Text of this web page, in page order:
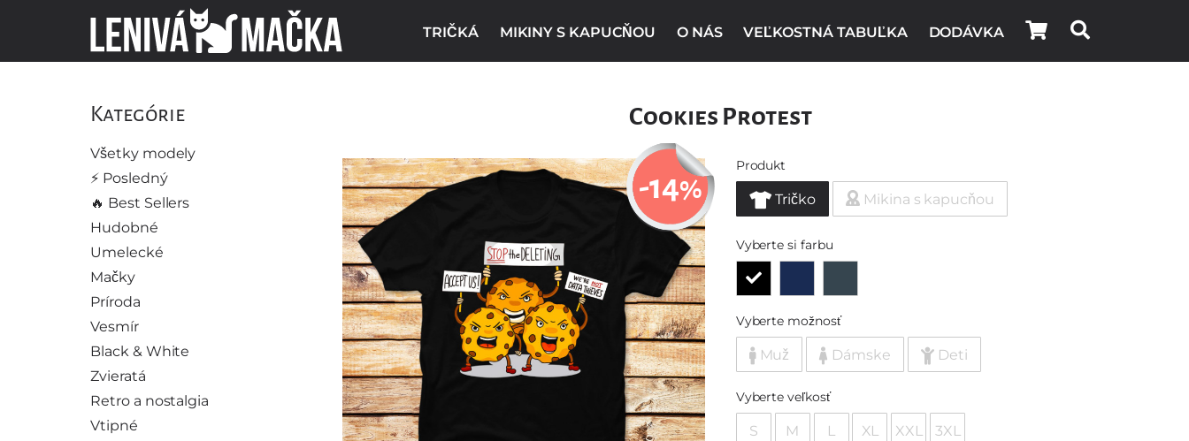
TRIČKÁ MIKINY S KAPUCŇOU O NÁS VEĽKOSTNÁ TABUĽKA DODÁVKA
Kategórie
Všetky modely
⚡️ Posledný
🔥 Best Sellers
Hudobné
Umelecké
Mačky
Príroda
Vesmír
Black & White
Zvieratá
Retro a nostalgia
Vtipné
Cookies Protest
-14%
Produkt
Tričko Mikina s kapucňou
Vyberte si farbu
Vyberte možnosť
Muž Dámske Deti
Vyberte veľkosť
S M L XL XXL 3XL